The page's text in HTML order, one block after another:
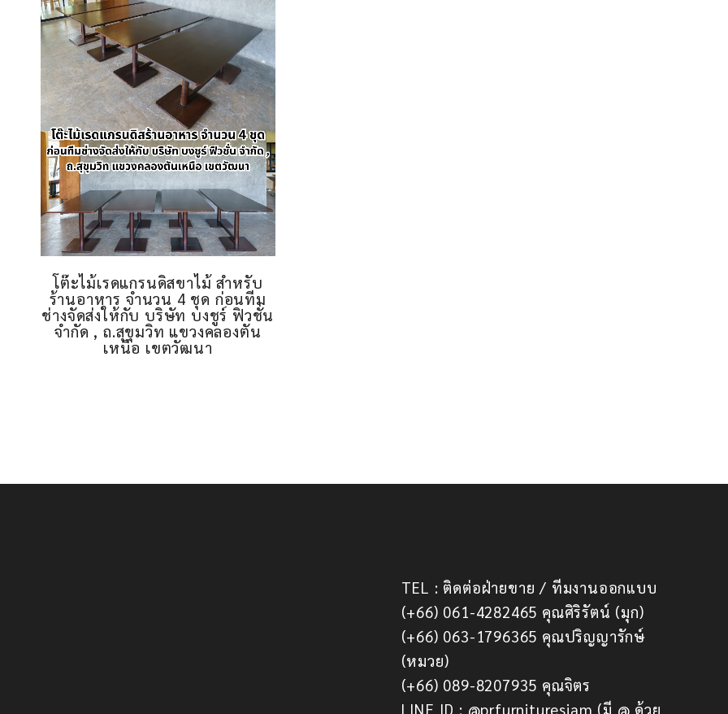
โต๊ะไม้เรดแกรนดิสขาไม้ สำหรับ
ร้านอาหาร จำนวน 4 ชุด ก่อนทีม
ช่างจัดส่งให้กับ บริษัท บงชูร์ ฟิวชั่น
จำกัด , ถ.สุขุมวิท แขวงคลองตัน
เหนือ เขตวัฒนา
TEL : ติดต่อฝ่ายขาย / ทีมงานออกแบบ
(+66) 061-4282465 คุณศิริรัตน์ (มุก)
(+66) 063-1796365 คุณปริญญารักษ์
(หมวย)
(+66) 089-8207935 คุณจิตร
LINE ID : @prfurnituresiam (มี @ ด้วย